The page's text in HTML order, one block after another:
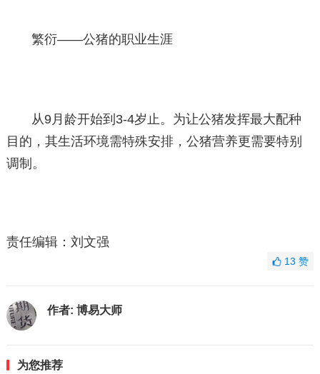
繁衍——公猪的职业生涯
从9月龄开始到3-4岁止。为让公猪发挥最大配种
目的，其生活环境需特殊安排，公猪营养更需要特别
调制。
责任编辑：刘文强
13赞
作者: 博易大师
为您推荐